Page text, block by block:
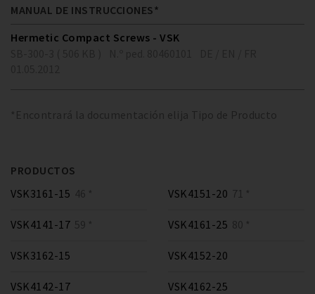
MANUAL DE INSTRUCCIONES*
Hermetic Compact Screws - VSK
*Encontrará la documentación elija Tipo de Producto
PRODUCTOS
VSK3161-15 46 *
VSK4141-17 59 *
VSK4151-20 71 *
VSK4161-25 80 *
VSK3162-15
VSK4142-17
VSK4152-20
VSK4162-25